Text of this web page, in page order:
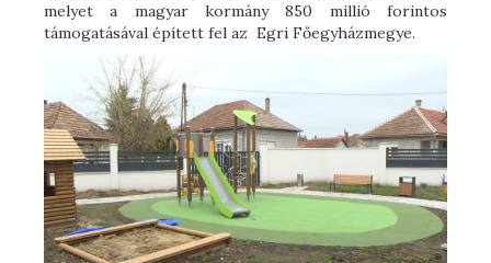
melyet a magyar kormány 850 millió forintos
támogatásával épített fel az Egri Főegyházmegye.